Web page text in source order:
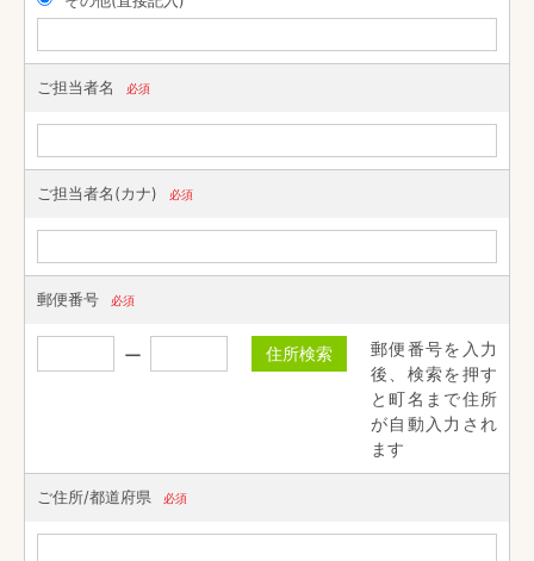
ご担当者名 必須
ご担当者名(カナ) 必須
郵便番号 必須
住所検索
郵便番号を入力
後、検索を押す
と町名まで住所
が自動入力され
ます
ご住所/都道府県 必須